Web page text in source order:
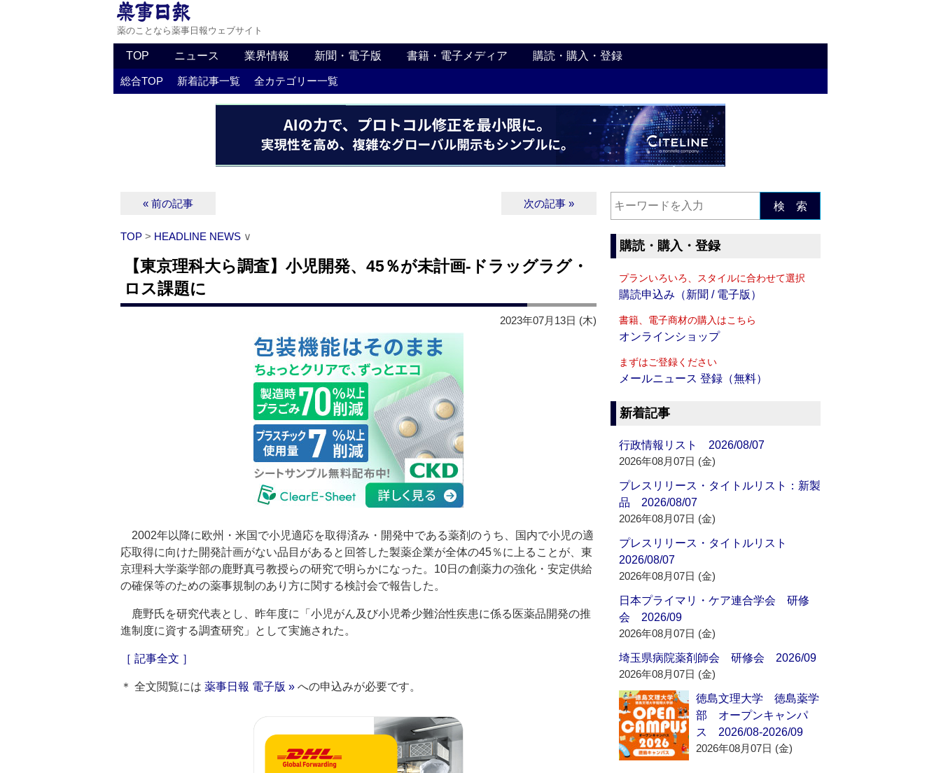
薬のことなら薬事日報ウェブサイト
TOP ニュース 業界情報 新聞・電子版 書籍・電子メディア 購読・購入・登録
総合TOP 新着記事一覧 全カテゴリー一覧
« 前の記事 次の記事 »
TOP > HEADLINE NEWS ∨
【東京理科大ら調査】小児開発、45％が未計画‐ドラッグラグ・
ロス課題に
2023年07月13日 (木)
2002年以降に欧州・米国で小児適応を取得済み・開発中である薬剤のうち、国内で小児の適
応取得に向けた開発計画がない品目があると回答した製薬企業が全体の45％に上ることが、東
京理科大学薬学部の鹿野真弓教授らの研究で明らかになった。10日の創薬力の強化・安定供給
の確保等のための薬事規制のあり方に関する検討会で報告した。
鹿野氏を研究代表とし、昨年度に「小児がん及び小児希少難治性疾患に係る医薬品開発の推
進制度に資する調査研究」として実施された。
［ 記事全文 ］
＊ 全文閲覧には 薬事日報 電子版 » への申込みが必要です。
検 索
購読・購入・登録
プランいろいろ、スタイルに合わせて選択
購読申込み（新聞 / 電子版）
書籍、電子商材の購入はこちら
オンラインショップ
まずはご登録ください
メールニュース 登録（無料）
新着記事
行政情報リスト 2026/08/07
2026年08月07日 (金)
プレスリリース・タイトルリスト：新製
品 2026/08/07
2026年08月07日 (金)
プレスリリース・タイトルリスト
2026/08/07
2026年08月07日 (金)
日本プライマリ・ケア連合学会 研修
会 2026/09
2026年08月07日 (金)
埼玉県病院薬剤師会 研修会 2026/09
2026年08月07日 (金)
徳島文理大学 徳島薬学
部 オープンキャンパ
ス 2026/08-2026/09
2026年08月07日 (金)